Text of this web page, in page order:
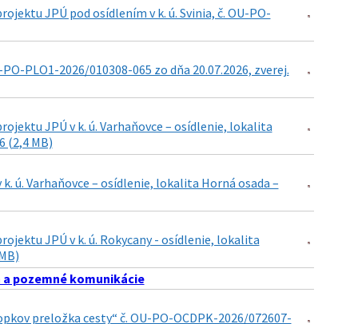
JPÚ pod osídlením v k. ú. Svinia, č. OU-PO-
PLO1-2026/010308-065 zo dňa 20.07.2026, zverej.
JPÚ v k. ú. Varhaňovce – osídlenie, lokalita
(2,4 MB)
ú. Varhaňovce – osídlenie, lokalita Horná osada –
JPÚ v k. ú. Rokycany - osídlenie, lokalita
a pozemné komunikácie
preložka cesty“ č. OU-PO-OCDPK-2026/072607-